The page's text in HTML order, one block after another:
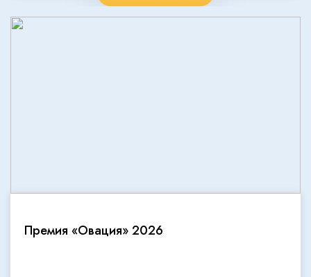
Премия «Овация» 2026